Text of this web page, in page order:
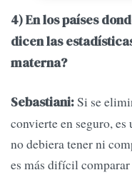
4) En los países
dicen las
materna?
Sebastiani:Si se
convierte en seguro,
no debiera tener ni
es más difícil